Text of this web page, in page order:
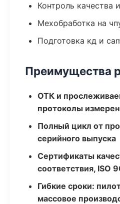
Контроль качества
Мехобработка на
Подготовка кд и
Преимущества
ОТК и
протоколы
Полный цикл от
серийного выпуска
Сертификаты
соответствия, ISO
Гибкие сроки:
массовое